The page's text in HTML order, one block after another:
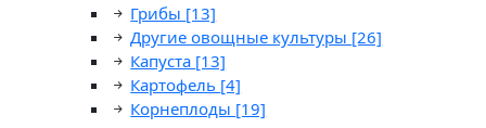
Грибы [13]
Другие овощные культуры [26]
Капуста [13]
Картофель [4]
Корнеплоды [19]